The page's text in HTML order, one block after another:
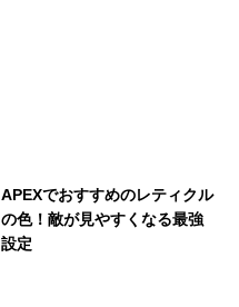
APEXでおすすめのレティクル
の色！敵が見やすくなる最強
設定